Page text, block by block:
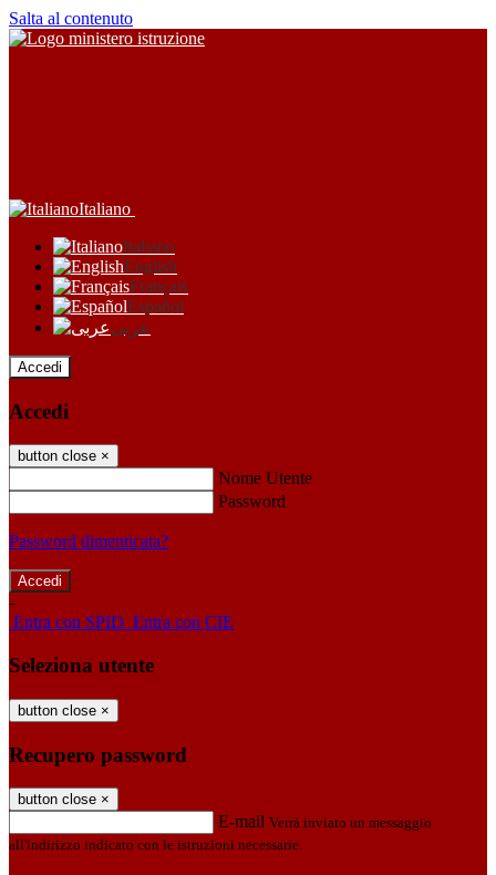
Salta al contenuto
Italiano
Italiano
English
Français
Español
عربى
Accedi
Accedi
button close ×
Nome Utente
Password
Password dimenticata?
-
Entra con SPID Entra con CIE
Seleziona utente
button close ×
Recupero password
button close ×
E-mail Verrà inviato un messaggio
all'indirizzo indicato con le istruzioni necessarie.